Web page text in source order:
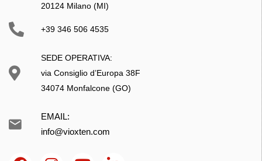
20124 Milano (MI)
+39 346 506 4535
SEDE OPERATIVA:
via Consiglio d’Europa 38F
34074 Monfalcone (GO)
EMAIL:
info@vioxten.com